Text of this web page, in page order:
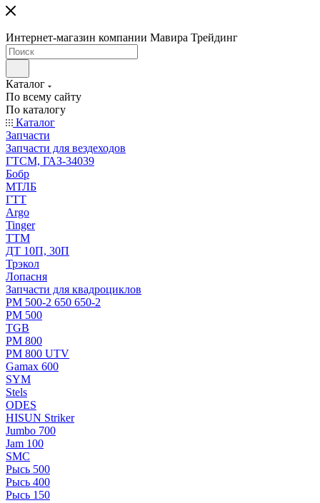
Интернет-магазин компании Мавира Трейдинг
Каталог
По всему сайту
По каталогу
Каталог
Запчасти
Запчасти для вездеходов
ГТСМ, ГАЗ-34039
Бобр
МТЛБ
ГТТ
Argo
Tinger
ТТМ
ДТ 10П, 30П
Трэкол
Лопасня
Запчасти для квадроциклов
РМ 500-2 650 650-2
РМ 500
TGB
РМ 800
РМ 800 UTV
Gamax 600
SYM
Stels
ОDЕS
HISUN Striker
Jumbo 700
Jam 100
SMC
Рысь 500
Рысь 400
Рысь 150